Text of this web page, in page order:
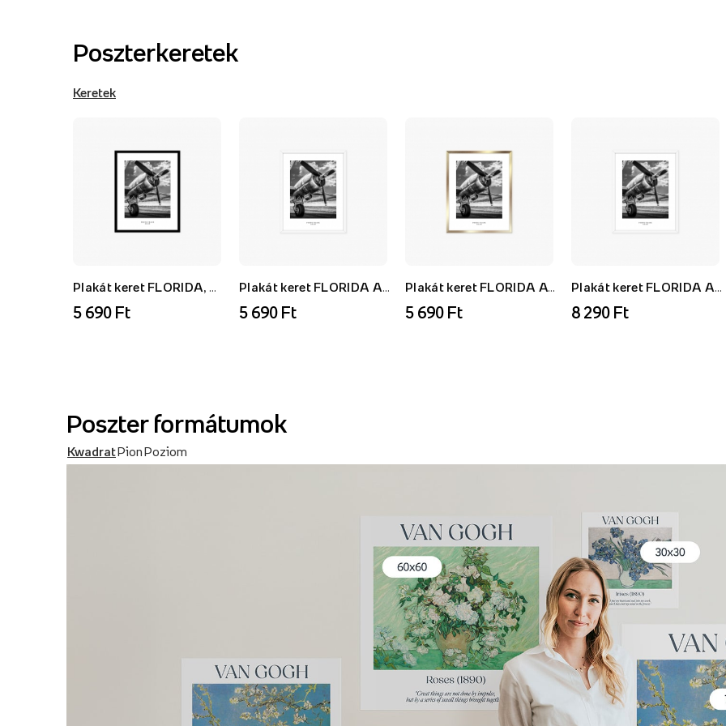
Poszterkeretek
Keretek
Plakát keret FLORIDA, AK, fekete, 21x30 cm
5 690 Ft
Plakát keret FLORIDA AF, fehér, 21x30 cm
5 690 Ft
Plakát keret FLORIDA AU, arany, 21x30 cm
5 690 Ft
Plakát keret FLORIDA AF, fehér, 40x50 cm
8 290 Ft
Poszter formátumok
KwadratPionPoziom